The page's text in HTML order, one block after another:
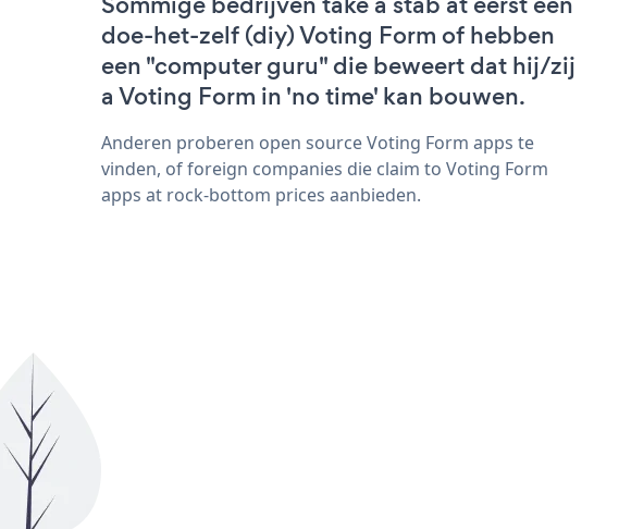
doe-het-zelf (diy) Voting Form of hebben
een "computer guru" die beweert dat hij/zij
a Voting Form in 'no time' kan bouwen.
Anderen proberen open source Voting Form apps te
vinden, of foreign companies die claim to Voting Form
apps at rock-bottom prices aanbieden.